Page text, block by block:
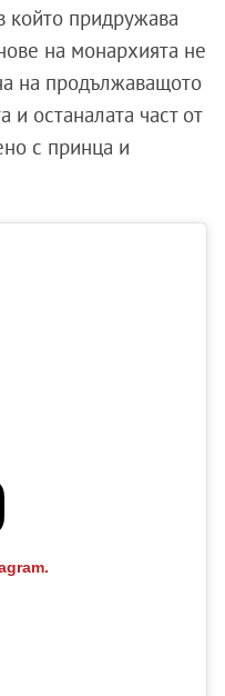
който придружава
на монархията не
на продължаващото
останалата част от
с принца и